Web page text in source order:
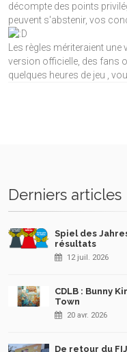
décompte des points
peuvent s'abstenir, vos
Les règles mériteraient
version officielle, des fans
quelques heures de jeu ,
Derniers articles
Spiel des
résultats
12 juil. 2026
CDLB : Bunny
Town
20 avr. 2026
De retour du